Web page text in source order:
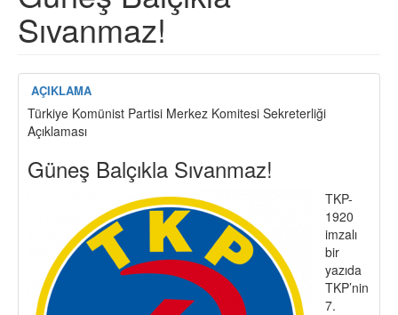
Sıvanmaz!
AÇIKLAMA
Türkiye Komünist Partisi Merkez Komitesi Sekreterliği
Açıklaması
Güneş Balçıkla Sıvanmaz!
TKP-
1920
imzalı
bir
yazıda
TKP’nin
7.